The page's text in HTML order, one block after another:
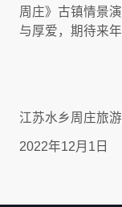
周庄》古镇情景
与厚爱，期待来年
江苏水乡周庄旅
2022年12月1日